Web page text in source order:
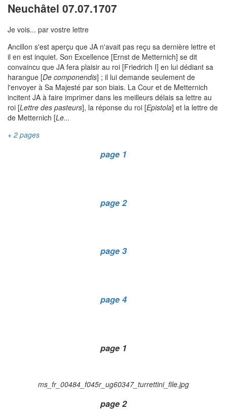
Neuchâtel 07.07.1707
Je vois... par vostre lettre
Ancillon s'est aperçu que JA n'avait pas reçu sa dernière lettre et
il en est inquiet. Son Excellence [Ernst de Metternich] se dit
convaincu que JA fera plaisir au roi [Friedrich I] en lui dédiant sa
harangue [De componendis] ; il lui demande seulement de
l'envoyer à Sa Majesté par son biais. La Cour et de Metternich
incitent JA à faire imprimer dans les meilleurs délais sa lettre au
roi [Lettre des pasteurs], la réponse du roi [Epistola] et la lettre de
de Metternich [Le...
+ 2 pages
page 1
page 2
page 3
page 4
page 1
ms_fr_00484_f045r_ug60347_turrettini_file.jpg
page 2